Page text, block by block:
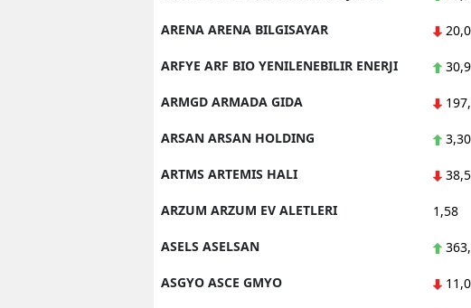
ARENA ARENA BILGISAYAR
ARFYE ARF BIO YENILENEBILIR ENERJI
ARMGD ARMADA GIDA
ARSAN ARSAN HOLDING 3,30
ARTMS ARTEMIS HALI
ARZUM ARZUM EV ALETLERI 1,58
ASELS ASELSAN
ASGYO ASCE GMYO